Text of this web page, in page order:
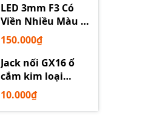
LED 3mm F3 Có
Viền Nhiều Màu –
Trắng Đỏ Xanh
Dương Lục Vàng
150.000₫
Jack nối GX16 ổ
cắm kim loại
2/3/4/5/6P chuyên
dụng
10.000₫